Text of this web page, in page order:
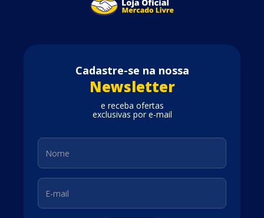
Cadastre-se na nossa
Newsletter
e receba ofertas
exclusivas por e-mail